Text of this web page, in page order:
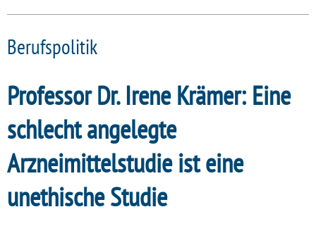
Berufspolitik
Professor Dr. Irene Krämer: Eine
schlecht angelegte
Arzneimittelstudie ist eine
unethische Studie